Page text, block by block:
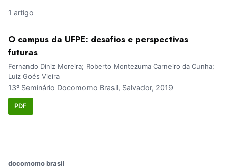
1 artigo
O campus da UFPE: desafios e perspectivas
futuras
Fernando Diniz Moreira; Roberto Montezuma Carneiro da Cunha;
Luiz Goés Vieira
13º Seminário Docomomo Brasil, Salvador, 2019
PDF
docomomo brasil